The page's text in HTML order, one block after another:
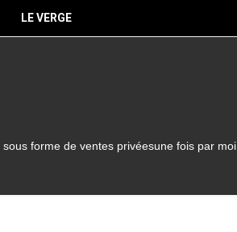
LE VERGE
forme de ventes privéesune fois par moi